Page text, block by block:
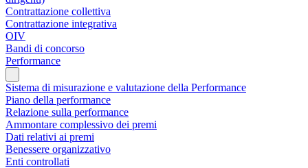
Contrattazione collettiva
Contrattazione integrativa
OIV
Bandi di concorso
Performance
Sistema di misurazione e valutazione della Performance
Piano della performance
Relazione sulla performance
Ammontare complessivo dei premi
Dati relativi ai premi
Benessere organizzativo
Enti controllati